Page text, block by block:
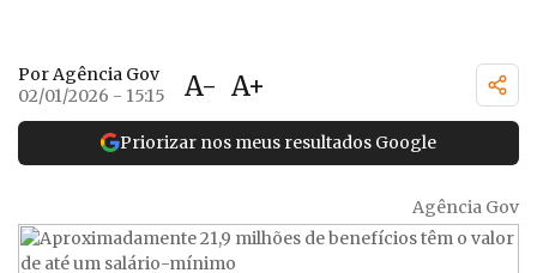
Por Agência Gov
02/01/2026 - 15:15
A- A+
Priorizar nos meus resultados Google
Agência Gov